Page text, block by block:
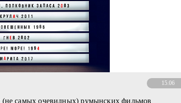
15.06
(не самых очевидных) румынских фильмов